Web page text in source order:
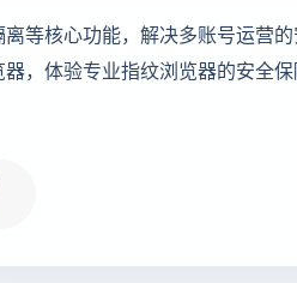
等核心功能，解决多账号运营
，体验专业指纹浏览器的安全